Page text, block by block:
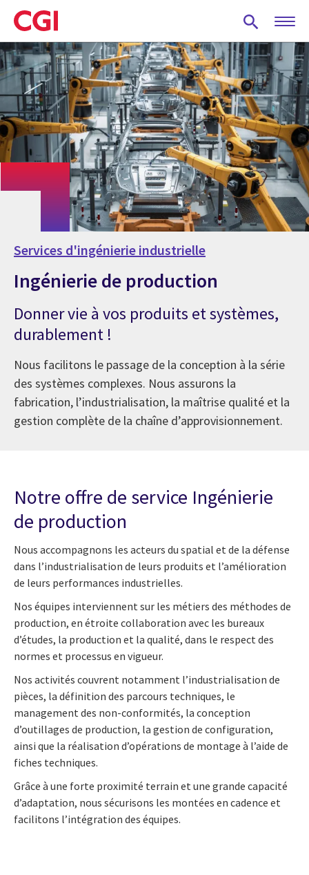
Skip
to
main
content
Services d'ingénierie industrielle
Ingénierie de production
Donner vie à vos produits et systèmes,
durablement !
Nous facilitons le passage de la conception à la série
des systèmes complexes. Nous assurons la
fabrication, l’industrialisation, la maîtrise qualité et la
gestion complète de la chaîne d’approvisionnement.
Notre offre de service Ingénierie
de production
Nous accompagnons les acteurs du spatial et de la défense
dans l’industrialisation de leurs produits et l’amélioration
de leurs performances industrielles.
Nos équipes interviennent sur les métiers des méthodes de
production, en étroite collaboration avec les bureaux
d’études, la production et la qualité, dans le respect des
normes et processus en vigueur.
Nos activités couvrent notamment l’industrialisation de
pièces, la définition des parcours techniques, le
management des non-conformités, la conception
d’outillages de production, la gestion de configuration,
ainsi que la réalisation d’opérations de montage à l’aide de
fiches techniques.
Grâce à une forte proximité terrain et une grande capacité
d’adaptation, nous sécurisons les montées en cadence et
facilitons l’intégration des équipes.